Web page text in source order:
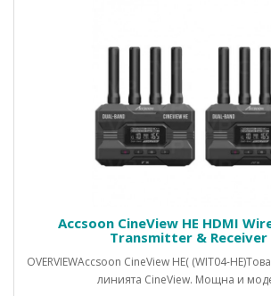
Accsoon CineView HE HDMI
Transmitter & Receiver
OVERVIEWAccsoon CineView HE( (WIT04-
линията CineView. Мощна и